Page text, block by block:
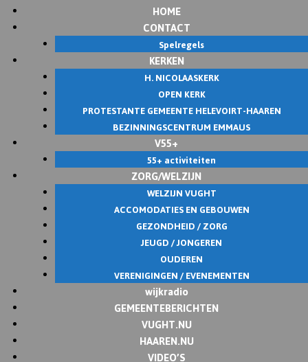
HOME
CONTACT
Spelregels
KERKEN
H. NICOLAASKERK
OPEN KERK
PROTESTANTE GEMEENTE HELEVOIRT-HAAREN
BEZINNINGSCENTRUM EMMAUS
V55+
55+ activiteiten
ZORG/WELZIJN
WELZIJN VUGHT
ACCOMODATIES EN GEBOUWEN
GEZONDHEID / ZORG
JEUGD / JONGEREN
OUDEREN
VERENIGINGEN / EVENEMENTEN
wijkradio
GEMEENTEBERICHTEN
VUGHT.NU
HAAREN.NU
VIDEO’S